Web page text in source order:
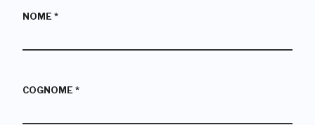
NOME *
COGNOME *